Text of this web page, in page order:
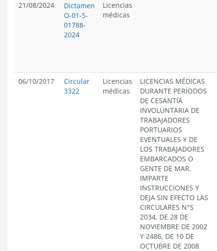
21/08/2024
Dictamen
O-01-S-
01788-
2024
Licencias
médicas
06/10/2017
Circular
3322
Licencias
médicas
LICENCIAS MÉDICAS
DURANTE PERÍODOS
DE CESANTÍA
INVOLUNTARIA DE
TRABAJADORES
PORTUARIOS
EVENTUALES Y DE
LOS TRABAJADORES
EMBARCADOS O
GENTE DE MAR.
IMPARTE
INSTRUCCIONES Y
DEJA SIN EFECTO LAS
CIRCULARES N°S
2034, DE 28 DE
NOVIEMBRE DE 2002
Y 2486, DE 10 DE
OCTUBRE DE 2008